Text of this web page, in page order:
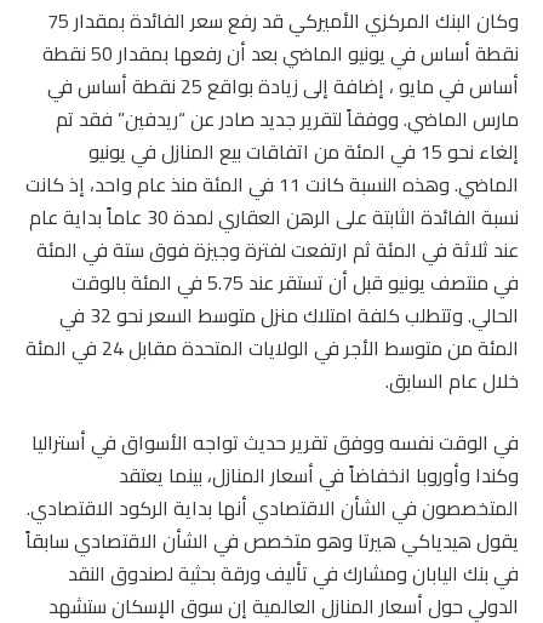
وكان البنك المركزي الأميركي قد رفع سعر الفائدة بمقدار 75
نقطة أساس في يونيو الماضي بعد أن رفعها بمقدار 50 نقطة
أساس في مايو ، إضافة إلى زيادة بواقع 25 نقطة أساس في
مارس الماضي. ووفقاً لتقرير جديد صادر عن “ريدفين” فقد تم
إلغاء نحو 15 في المئة من اتفاقات بيع المنازل في يونيو
الماضي. وهذه النسبة كانت 11 في المئة منذ عام واحد، إذ كانت
نسبة الفائدة الثابتة على الرهن العقاري لمدة 30 عاماً بداية عام
عند ثلاثة في المئة ثم ارتفعت لفترة وجيزة فوق ستة في المئة
في منتصف يونيو قبل أن تستقر عند 5.75 في المئة بالوقت
الحالي. وتتطلب كلفة امتلاك منزل متوسط السعر نحو 32 في
المئة من متوسط الأجر في الولايات المتحدة مقابل 24 في المئة
خلال عام السابق.
في الوقت نفسه ووفق تقرير حديث تواجه الأسواق في أستراليا
وكندا وأوروبا انخفاضاً في أسعار المنازل، بينما يعتقد
المتخصصون في الشأن الاقتصادي أنها بداية الركود الاقتصادي.
يقول هيدياكي هيرتا وهو متخصص في الشأن الاقتصادي سابقاً
في بنك اليابان ومشارك في تأليف ورقة بحثية لصندوق النقد
الدولي حول أسعار المنازل العالمية إن سوق الإسكان ستشهد